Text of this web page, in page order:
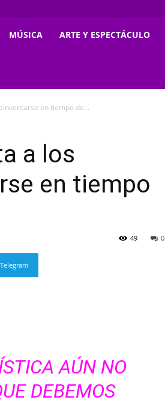
MÚSICA ARTE Y ESPECTÁCULO
en tiempo de...
a los
en tiempo
0
49
Telegram
AÚN NO
DEBEMOS